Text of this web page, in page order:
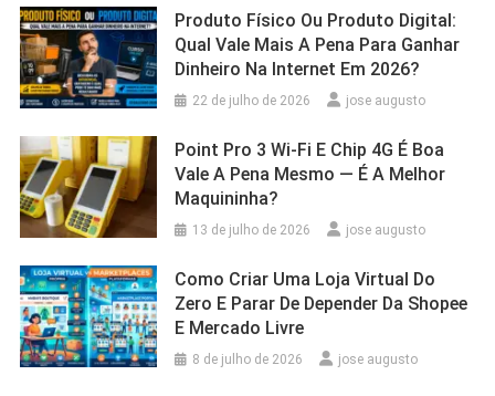
Produto Físico Ou Produto Digital:
Qual Vale Mais A Pena Para Ganhar
Dinheiro Na Internet Em 2026?
22 de julho de 2026 jose augusto
Point Pro 3 Wi‑Fi E Chip 4G É Boa
Vale A Pena Mesmo — É A Melhor
Maquininha?
13 de julho de 2026 jose augusto
Como Criar Uma Loja Virtual Do
Zero E Parar De Depender Da Shopee
E Mercado Livre
8 de julho de 2026 jose augusto